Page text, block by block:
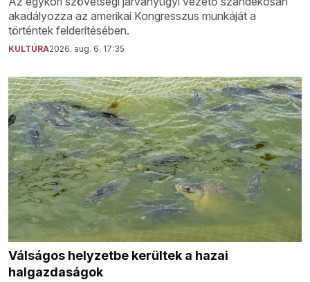
akadályozza az amerikai Kongresszus munkáját a
történtek felderítésében.
KULTÚRA2026. aug. 6. 17:35
Válságos helyzetbe kerültek a hazai
halgazdaságok